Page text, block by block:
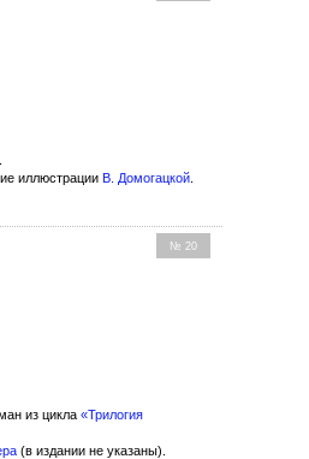
иллюстрации В. Домогацкой.
№ 20
из цикла«Трилогия
(в издании не указаны).